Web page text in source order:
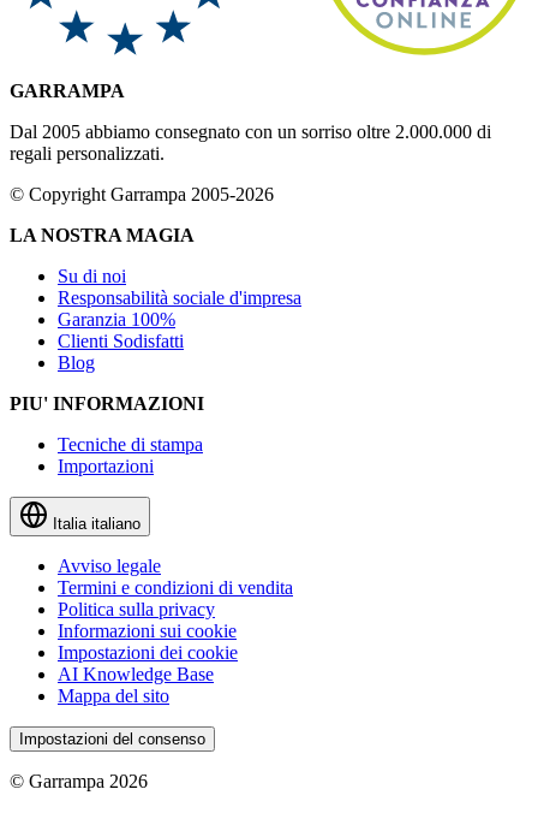
GARRAMPA
Dal 2005 abbiamo consegnato con un sorriso oltre 2.000.000 di
regali personalizzati.
© Copyright Garrampa 2005-2026
LA NOSTRA MAGIA
Su di noi
Responsabilità sociale d'impresa
Garanzia 100%
Clienti Sodisfatti
Blog
PIU' INFORMAZIONI
Tecniche di stampa
Importazioni
Italia italiano
Avviso legale
Termini e condizioni di vendita
Politica sulla privacy
Informazioni sui cookie
Impostazioni dei cookie
AI Knowledge Base
Mappa del sito
Impostazioni del consenso
© Garrampa 2026